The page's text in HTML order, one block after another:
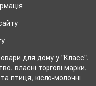
для дому у "Класс".
власні торгові марки,
птиця, кісло-молочні